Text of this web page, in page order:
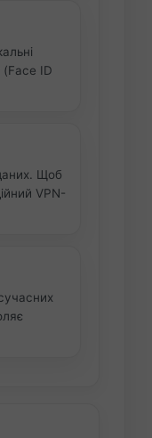
(Face ID
Щоб
VPN-